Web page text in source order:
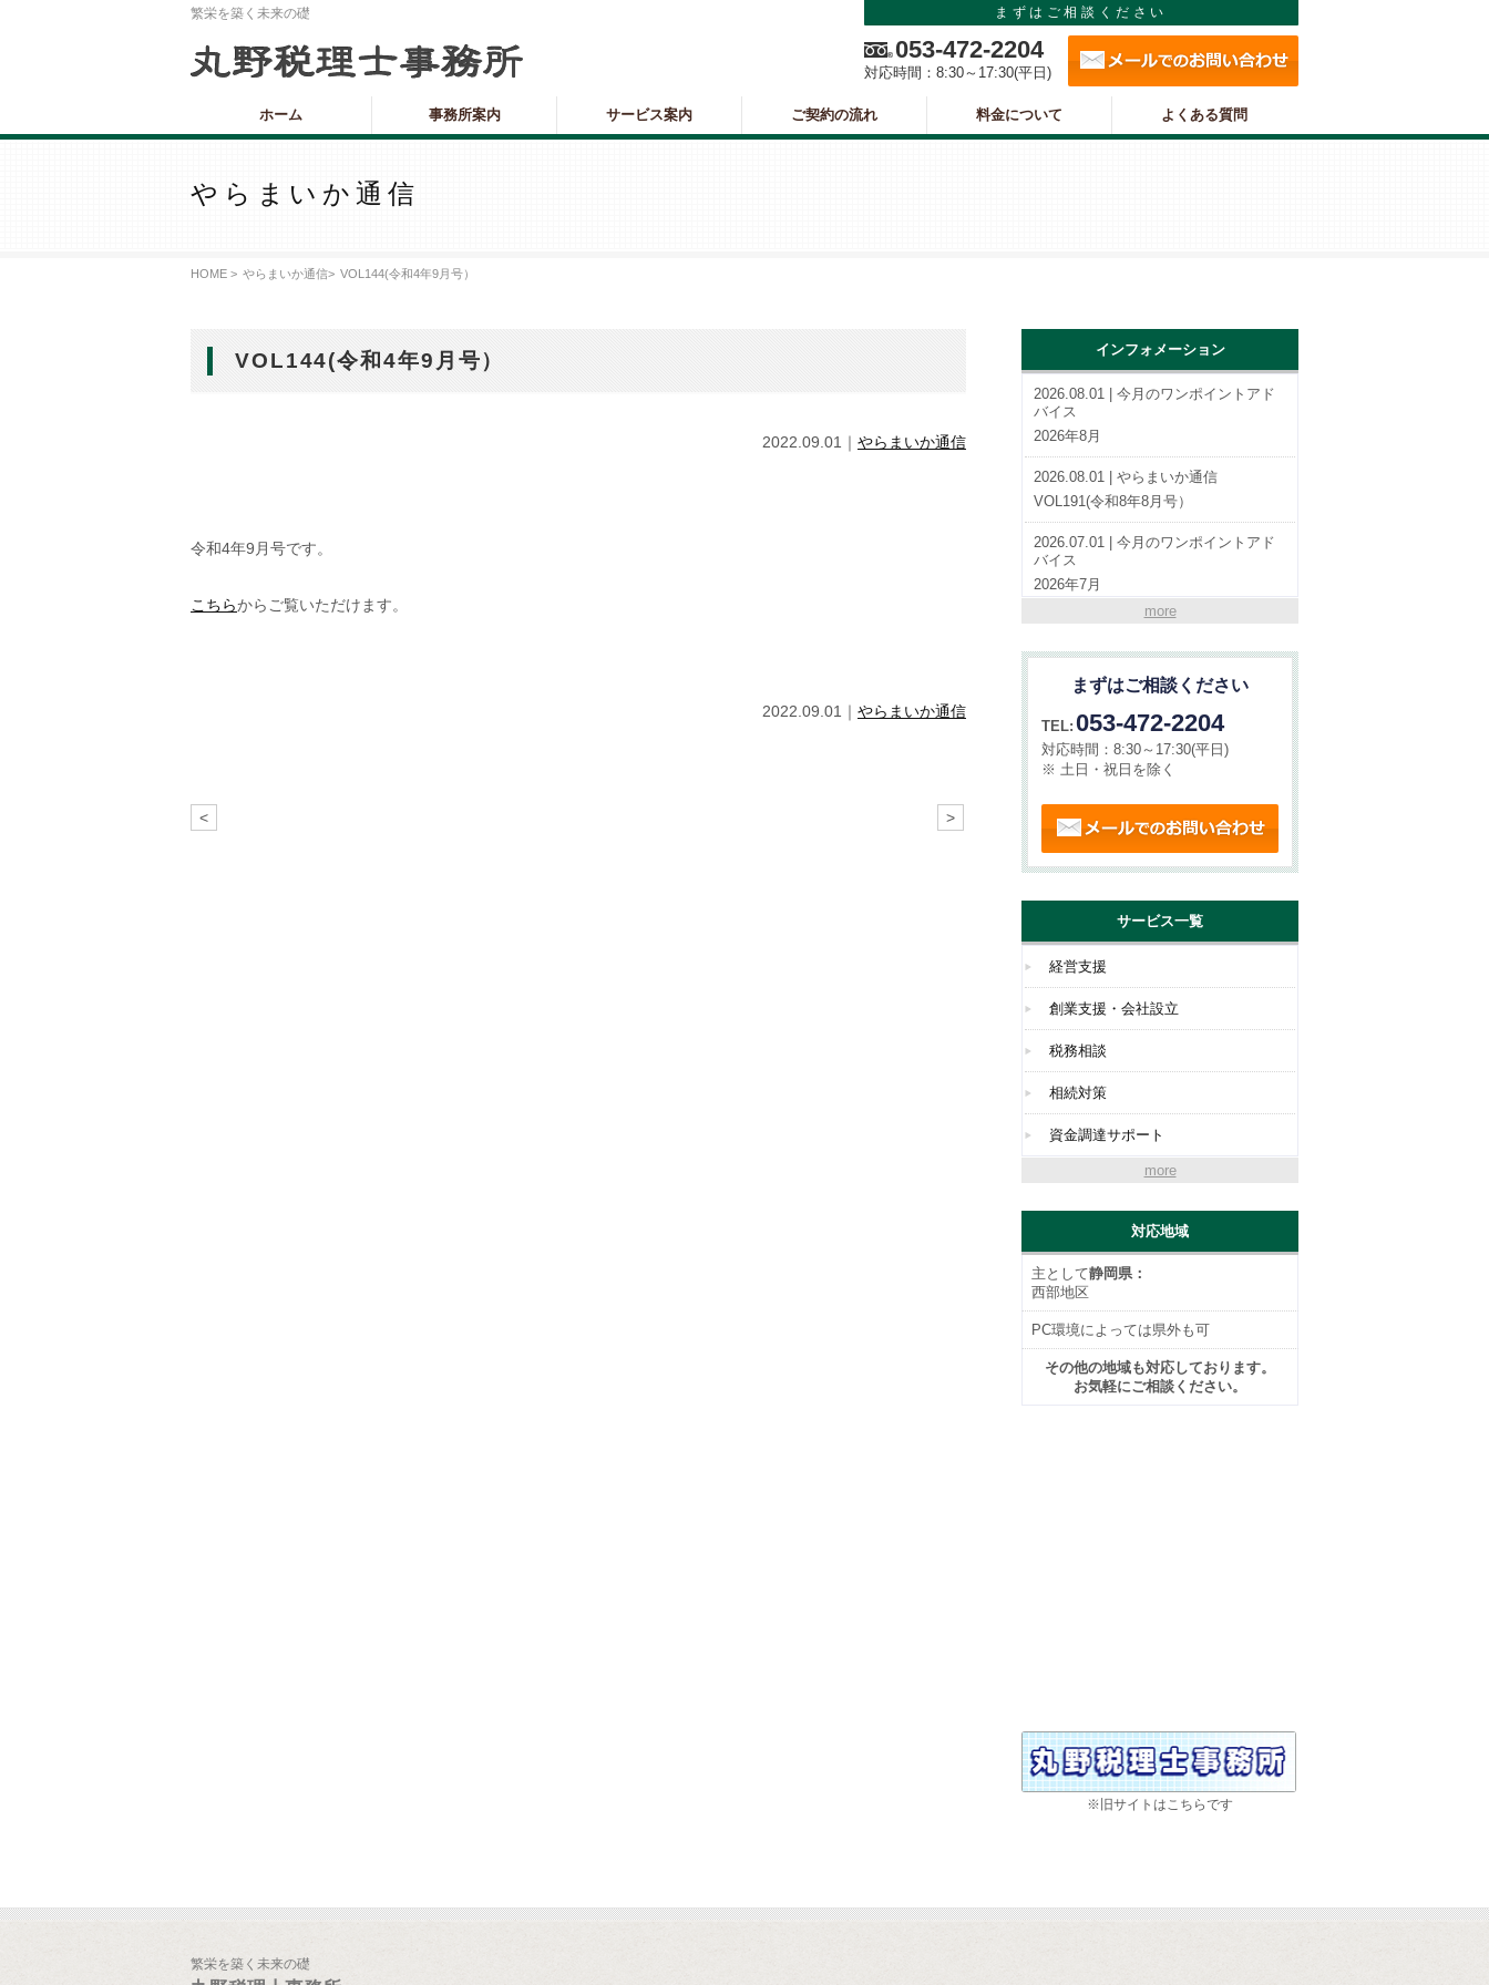
繁栄を築く未来の礎 まずはご相談ください
053-472-2204
対応時間： 8:30～17:30(平日)
ホーム 事務所案内 サービス案内 ご契約の流れ 料金について よくある質問
やらまいか通信
HOME > やらまいか通信> VOL144(令和4年9月号）
VOL144(令和4年9月号）
2022.09.01｜ やらまいか通信
令和4年9月号です。
こちらからご覧いただけます。
2022.09.01｜ やらまいか通信
< >
インフォメーション
2026.08.01 | 今月のワンポイントアド
バイス
2026年8月
2026.08.01 | やらまいか通信
VOL191(令和8年8月号）
2026.07.01 | 今月のワンポイントアド
バイス
2026年7月
VOL190(令和8年7月号）
2026.06.01 | 今月のワンポイントアド
2026年6月
more
まずはご相談ください
TEL: 053-472-2204
対応時間： 8:30～17:30(平日)
※ 土日・祝日を除く
メールでのお問い合わせ
サービス一覧
経営支援
創業支援・会社設立
税務相談
相続対策
資金調達サポート
more
対応地域
主として静岡県：
西部地区
PC環境によっては県外も可
その他の地域も対応しております。
お気軽にご相談ください。
※旧サイトはこちらです
繁栄を築く未来の礎